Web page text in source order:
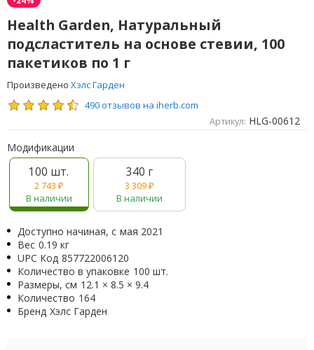
Health Garden, Натуральный
подсластитель на основе стевии, 100
пакетиков по 1 г
Произведено Хэлс Гарден
490 отзывов на iherb.com
Артикул: HLG-00612
Модификации
100 шт.
2 743 ₽
В наличии
340 г
3 309₽
В наличии
Доступно начиная, с мая 2021
Вес 0.19 кг
UPC Код 857722006120
Количество в упаковке 100 шт.
Размеры, см 12.1 × 8.5 × 9.4
Количество 164
Бренд Хэлс Гарден